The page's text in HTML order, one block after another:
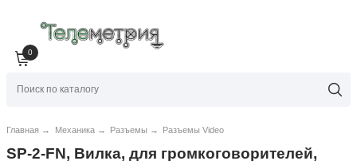
0
Главная → Механика → Разъемы → Разъемы Video
SP-2-FN, Вилка, для громкоговорителей,